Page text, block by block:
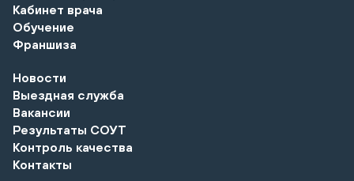
Кабинет врача
Обучение
Франшиза
Новости
Выездная служба
Вакансии
Результаты СОУТ
Контроль качества
Контакты